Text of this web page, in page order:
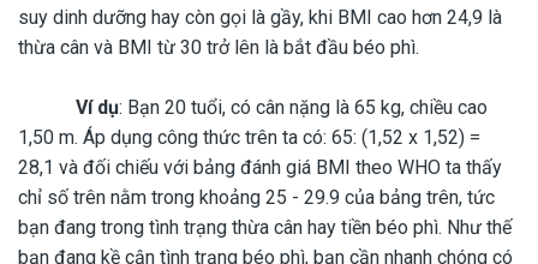
suy dinh dưỡng hay còn gọi là gầy, khi BMI cao hơn 24,9 là
thừa cân và BMI từ 30 trở lên là bắt đầu béo phì.
Ví dụ: Bạn 20 tuổi, có cân nặng là 65 kg, chiều cao
1,50 m. Áp dụng công thức trên ta có: 65: (1,52 x 1,52) =
28,1 và đối chiếu với bảng đánh giá BMI theo WHO ta thấy
chỉ số trên nằm trong khoảng 25 - 29.9 của bảng trên, tức
bạn đang trong tình trạng thừa cân hay tiền béo phì. Như thế
bạn đang kề cận tình trạng béo phì, bạn cần nhanh chóng có